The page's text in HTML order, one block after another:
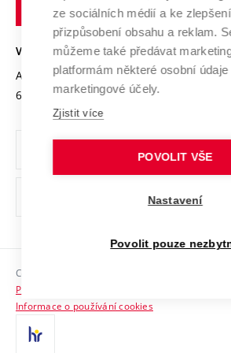
Open Science
Projekty
Projekty ze strukturálních fondů
Specifický výzkum
Mezinárodní dohody
Univerzitní sítě
Podnikavá univerzita / ContriBUTe
Bezpečná univerzita
Vyznamenání
Organizační struktura
Ochrana osobních údajů
odkaz)
Sociální bezpečí
HR Award
Kontakty
VYSOKÉ UČENÍ TECHNICKÉ V BRNĚ
Antonínská 548/1
602 00 Brno
www.vut.cz
vut@vutbr.cz
Copyright © 2026 VUT
Prohlášení o přístupnosti
Informace o používání cookies
ze sociálních médií a ke
přizpůsobení obsahu a reklam.
můžeme také předávat
platformám některé osobní údaje
marketingové účely.
Zjistit více
POVOLIT VŠE
Nastavení
Povolit pouze